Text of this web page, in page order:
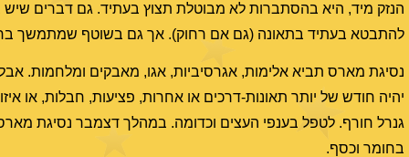
הנזק מיד, היא בהסתברות לא מבוטלת תצוץ בעתיד. גם דברים שיש
להתבטא בעתיד בתאונה (גם אם רחוק). אך גם בשוטף שמתמשך
נסיגת מארס תביא אלימות, אגרסיביות, אגו, מאבקים ומלחמות.
יהיה חודש של יותר תאונות-דרכים או אחרות, פציעות, חבלות, או
גנרל חורף. לטפל בענפי העצים וכדומה. במהלך דצמבר נסיגת
בחומר וכסף.